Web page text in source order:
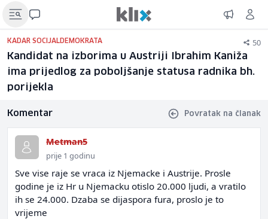
KADAR SOCIJALDEMOKRATA 50
Kandidat na izborima u Austriji Ibrahim Kaniža
ima prijedlog za poboljšanje statusa radnika bh.
porijekla
Komentar Povratak na članak
Metman5
prije 1 godinu
Sve vise raje se vraca iz Njemacke i Austrije. Prosle
godine je iz Hr u Njemacku otislo 20.000 ljudi, a vratilo
ih se 24.000. Dzaba se dijaspora fura, proslo je to
vrijeme